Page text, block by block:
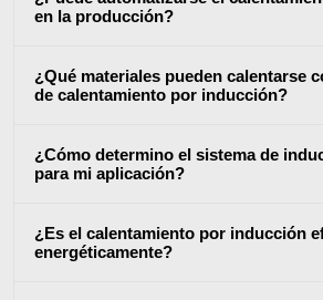
contracción
Generador y
Controlador
en la producción?
¿Qué materiales pueden calentarse
de calentamiento por inducción?
¿Cómo determino el sistema de
para mi aplicación?
¿Es el calentamiento por inducción
energéticamente?